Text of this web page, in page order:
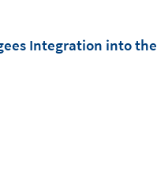
Integration into the